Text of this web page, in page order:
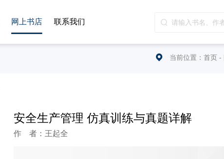
网上书店 联系我们
当前位置： 首页 -
安全生产管理 仿真训练与真题详解
作 者：王起全